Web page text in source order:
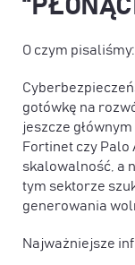
O czym pisaliśmy:
gotówkę na
jeszcze
Fortinet czy Palo
skalowalność, a
tym sektorze
generowania
Najważniejsze